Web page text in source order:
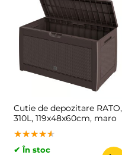
Cutie de depozitare RATO,
310L, 119x48x60cm, maro
★★★★★
★★★★★
★★★★★
✔ În stoc